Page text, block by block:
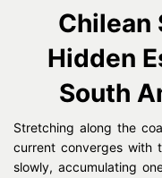
Chilean
Hidden
South
Stretching along the
current converges with
slowly, accumulating